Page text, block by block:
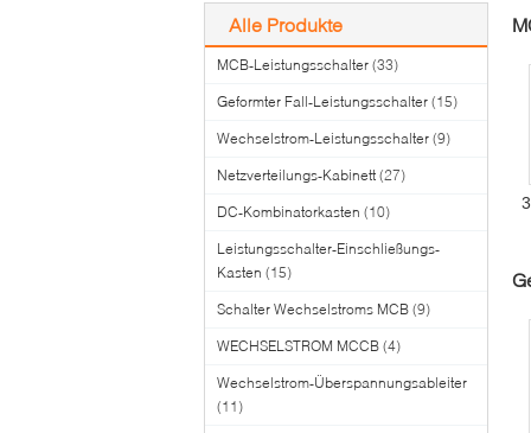
Alle Produkte
MCB-Leistungsschalter (33)
Geformter Fall-Leistungsschalter (15)
Wechselstrom-Leistungsschalter (9)
Netzverteilungs-Kabinett (27)
DC-Kombinatorkasten (10)
Leistungsschalter-Einschließungs-
Kasten (15)
Schalter Wechselstroms MCB (9)
WECHSELSTROM MCCB (4)
Wechselstrom-Überspannungsableiter
(11)